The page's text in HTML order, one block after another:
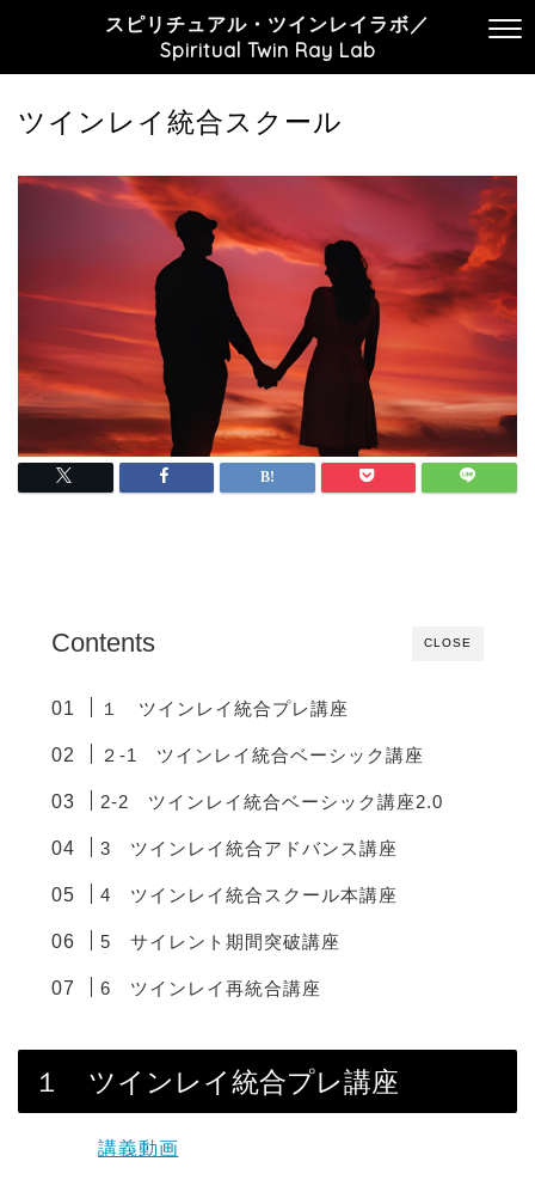
スピリチュアル・ツインレイラボ／
Spiritual Twin Ray Lab
ツインレイ統合スクール
CLOSE
Contents
１ ツインレイ統合プレ講座
２-1 ツインレイ統合ベーシック講座
2-2 ツインレイ統合ベーシック講座2.0
3 ツインレイ統合アドバンス講座
4 ツインレイ統合スクール本講座
5 サイレント期間突破講座
6 ツインレイ再統合講座
１ ツインレイ統合プレ講座
講義動画